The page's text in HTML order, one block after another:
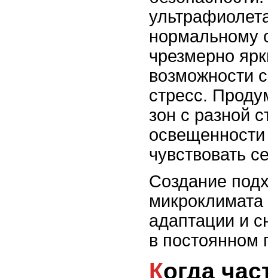
нормальному
чрезмерно
возможности
стресс.
зон с разной
чувствовать
Создание
микроклимата
адаптации и
в постоянном
Когда частое укрывание